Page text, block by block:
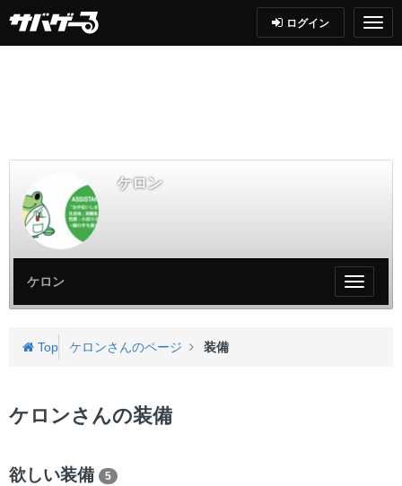
ログイン
ケロン
My
ペ
ケロン
Top ケロンさんのページ 装備
ケロンさんの装備
欲しい装備 5